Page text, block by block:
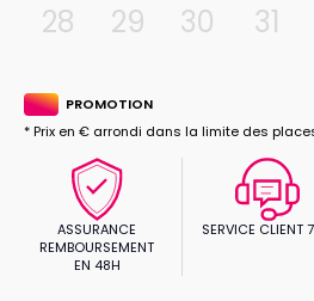
28
29 30 31
PROMOTION
* Prix en € arrondi dans la limite des
ASSURANCE
REMBOURSEMENT
EN 48H
SERVICE CLIENT